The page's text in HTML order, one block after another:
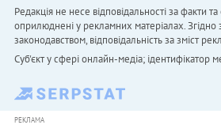
Редакція не несе відповідальності за факти
оприлюднені у рекламних матеріалах. Згідно
законодавством, відповідальність за зміст
Cуб'єкт у сфері онлайн-медіа; ідентифікатор
РЕКЛАМА